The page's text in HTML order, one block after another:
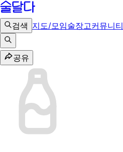
검색 지도/모임술장고커뮤니티
공유